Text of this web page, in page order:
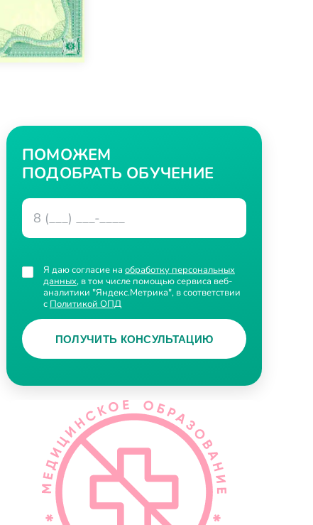
ПОМОЖЕМ
ПОДОБРАТЬ ОБУЧЕНИЕ
Я даю согласие на обработку персональных
данных, в том числе помощью сервиса веб-
аналитики "Яндекс.Метрика", в соответствии
с Политикой ОПД
ПОЛУЧИТЬ КОНСУЛЬТАЦИЮ